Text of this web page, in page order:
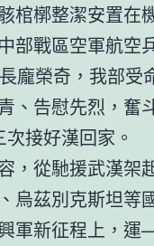
棺槨整潔安置在
部戰區空軍航空
龐榮奇，我部受
、告慰先烈，奮
次接好漢回家。
，從馳援武漢架
、烏茲別克斯坦等
軍新征程上，